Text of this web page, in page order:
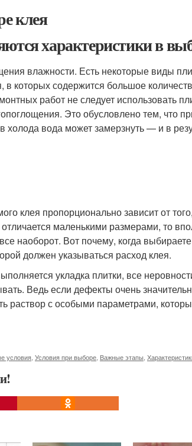
клея
характеристики в
влажности. Есть некоторые виды
в которых содержится большое
работ не следует использовать
Это обусловлено тем, что
вода может замерзнуть — и в
клея пропорционально зависит от
маленькими размерами, то
наоборот. Вот почему, когда
должен указываться расход клея.
укладка плитки, все
Ведь если дефекты очень
с особыми параметрами,
условия Условия при выборе Важные этапы